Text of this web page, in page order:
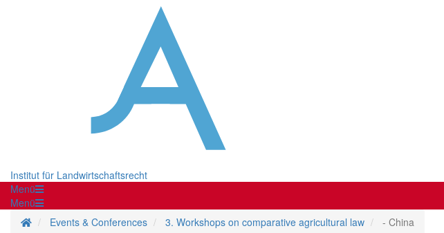
Institut für Landwirtschaftsrecht
Menü
Menü
Homepage
Events & Conferences 3. Workshops on comparative agricultural law - China